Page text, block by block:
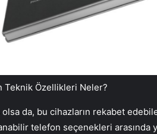
Teknik Özellikleri Neler?
da, bu cihazların rekabet
telefon seçenekleri arasında